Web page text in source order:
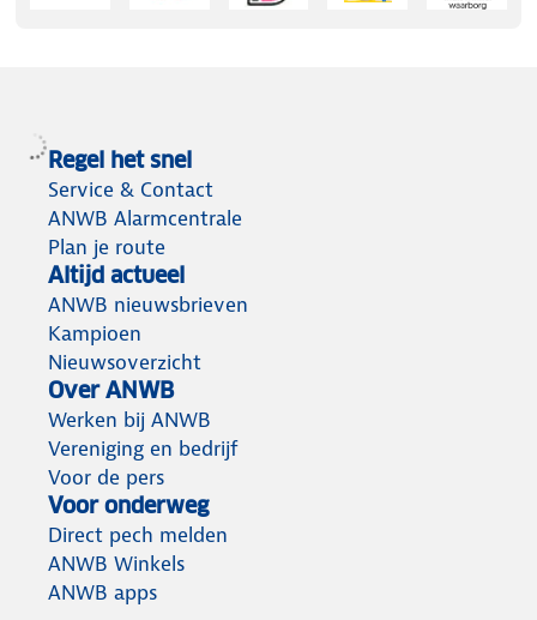
Regel het snel
Service & Contact
ANWB Alarmcentrale
Plan je route
Altijd actueel
ANWB nieuwsbrieven
Kampioen
Nieuwsoverzicht
Over ANWB
Werken bij ANWB
Vereniging en bedrijf
Voor de pers
Voor onderweg
Direct pech melden
ANWB Winkels
ANWB apps